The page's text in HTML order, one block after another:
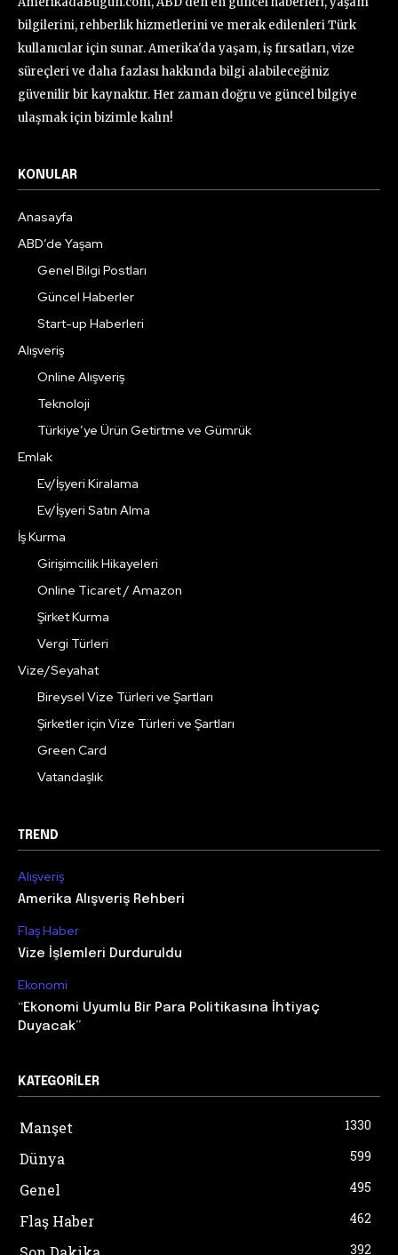
bilgilerini, rehberlik hizmetlerini ve merak edilenleri Türk
kullanıcılar için sunar. Amerika'da yaşam, iş fırsatları, vize
süreçleri ve daha fazlası hakkında bilgi alabileceğiniz
güvenilir bir kaynaktır. Her zaman doğru ve güncel bilgiye
ulaşmak için bizimle kalın!
KONULAR
Anasayfa
ABD’de Yaşam
Genel Bilgi Postları
Güncel Haberler
Start-up Haberleri
Alışveriş
Online Alışveriş
Teknoloji
Türkiye’ye Ürün Getirtme ve Gümrük
Emlak
Ev/İşyeri Kiralama
Ev/İşyeri Satın Alma
İş Kurma
Girişimcilik Hikayeleri
Online Ticaret / Amazon
Şirket Kurma
Vergi Türleri
Vize/Seyahat
Bireysel Vize Türleri ve Şartları
Şirketler için Vize Türleri ve Şartları
Green Card
Vatandaşlık
TREND
Alışveriş
Amerika Alışveriş Rehberi
Flaş Haber
Vize İşlemleri Durduruldu
Ekonomi
“Ekonomi Uyumlu Bir Para Politikasına İhtiyaç
Duyacak”
KATEGORILER
Manşet 1330
Dünya 599
Genel 495
Flaş Haber 462
392